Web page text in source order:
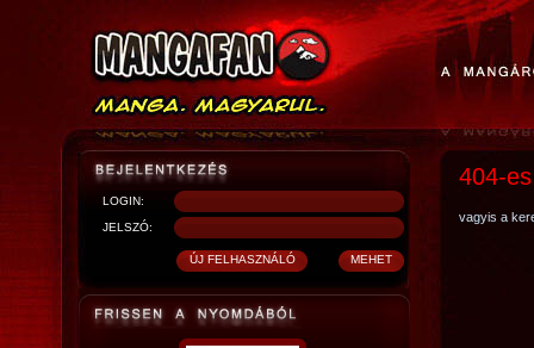
LOGIN:
JELSZÓ:
404-
vagyis a